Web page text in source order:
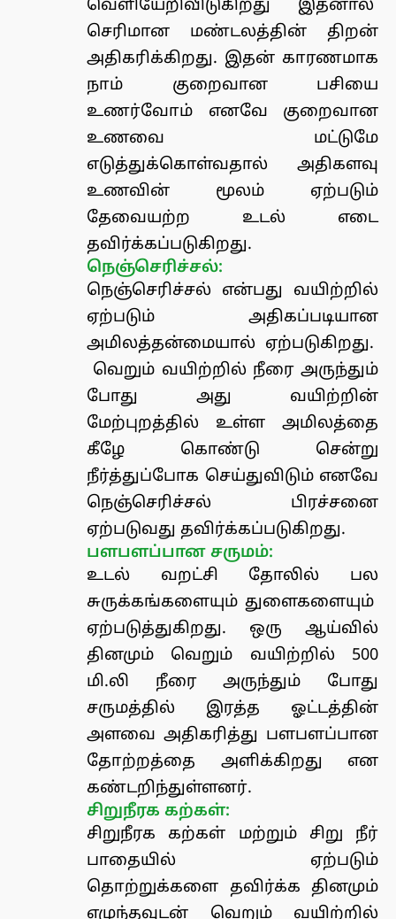
வெளியேறிவிடுகிறது இதனால்
செரிமான மண்டலத்தின் திறன்
அதிகரிக்கிறது. இதன் காரணமாக
நாம் குறைவான பசியை
உணர்வோம் எனவே குறைவான
உணவை மட்டுமே
எடுத்துக்கொள்வதால் அதிகளவு
உணவின் மூலம் ஏற்படும்
தேவையற்ற உடல் எடை
தவிர்க்கப்படுகிறது.
நெஞ்செரிச்சல்:
நெஞ்செரிச்சல் என்பது வயிற்றில்
ஏற்படும் அதிகப்படியான
அமிலத்தன்மையால் ஏற்படுகிறது.
வெறும் வயிற்றில் நீரை அருந்தும்
போது அது வயிற்றின்
மேற்புறத்தில் உள்ள அமிலத்தை
கீழே கொண்டு சென்று
நீர்த்துப்போக செய்துவிடும் எனவே
நெஞ்செரிச்சல் பிரச்சனை
ஏற்படுவது தவிர்க்கப்படுகிறது.
பளபளப்பான சருமம்:
உடல் வறட்சி தோலில் பல
சுருக்கங்களையும் துளைகளையும்
ஏற்படுத்துகிறது. ஒரு ஆய்வில்
தினமும் வெறும் வயிற்றில் 500
மி.லி நீரை அருந்தும் போது
சருமத்தில் இரத்த ஓட்டத்தின்
அளவை அதிகரித்து பளபளப்பான
தோற்றத்தை அளிக்கிறது என
கண்டறிந்துள்ளனர்.
சிறுநீரக கற்கள்:
சிறுநீரக கற்கள் மற்றும் சிறு நீர்
பாதையில் ஏற்படும்
தொற்றுக்களை தவிர்க்க தினமும்
எழுந்தவுடன் வெறும் வயிற்றில்